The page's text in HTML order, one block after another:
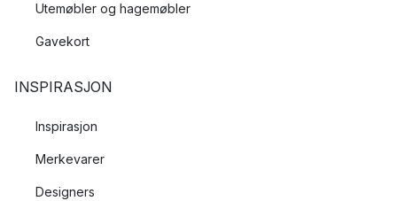
Utemøbler og hagemøbler
Gavekort
INSPIRASJON
Inspirasjon
Merkevarer
Designers